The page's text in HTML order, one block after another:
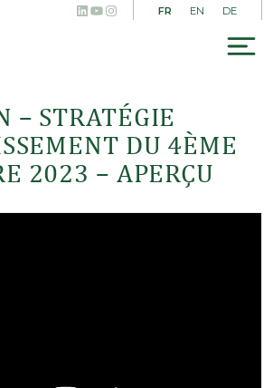
LinkedIn
YouTube
Instagram
FR EN DE
– STRATÉGIE
DU 4ÈME
2023 – APERÇU